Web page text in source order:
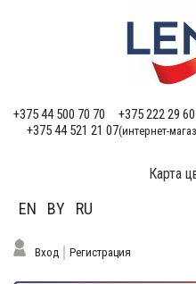
+375 44 500 70 70
+375 222 29
+375 44 521 21 07(интернет-
Карта
EN BY RU
Вход Регистрация